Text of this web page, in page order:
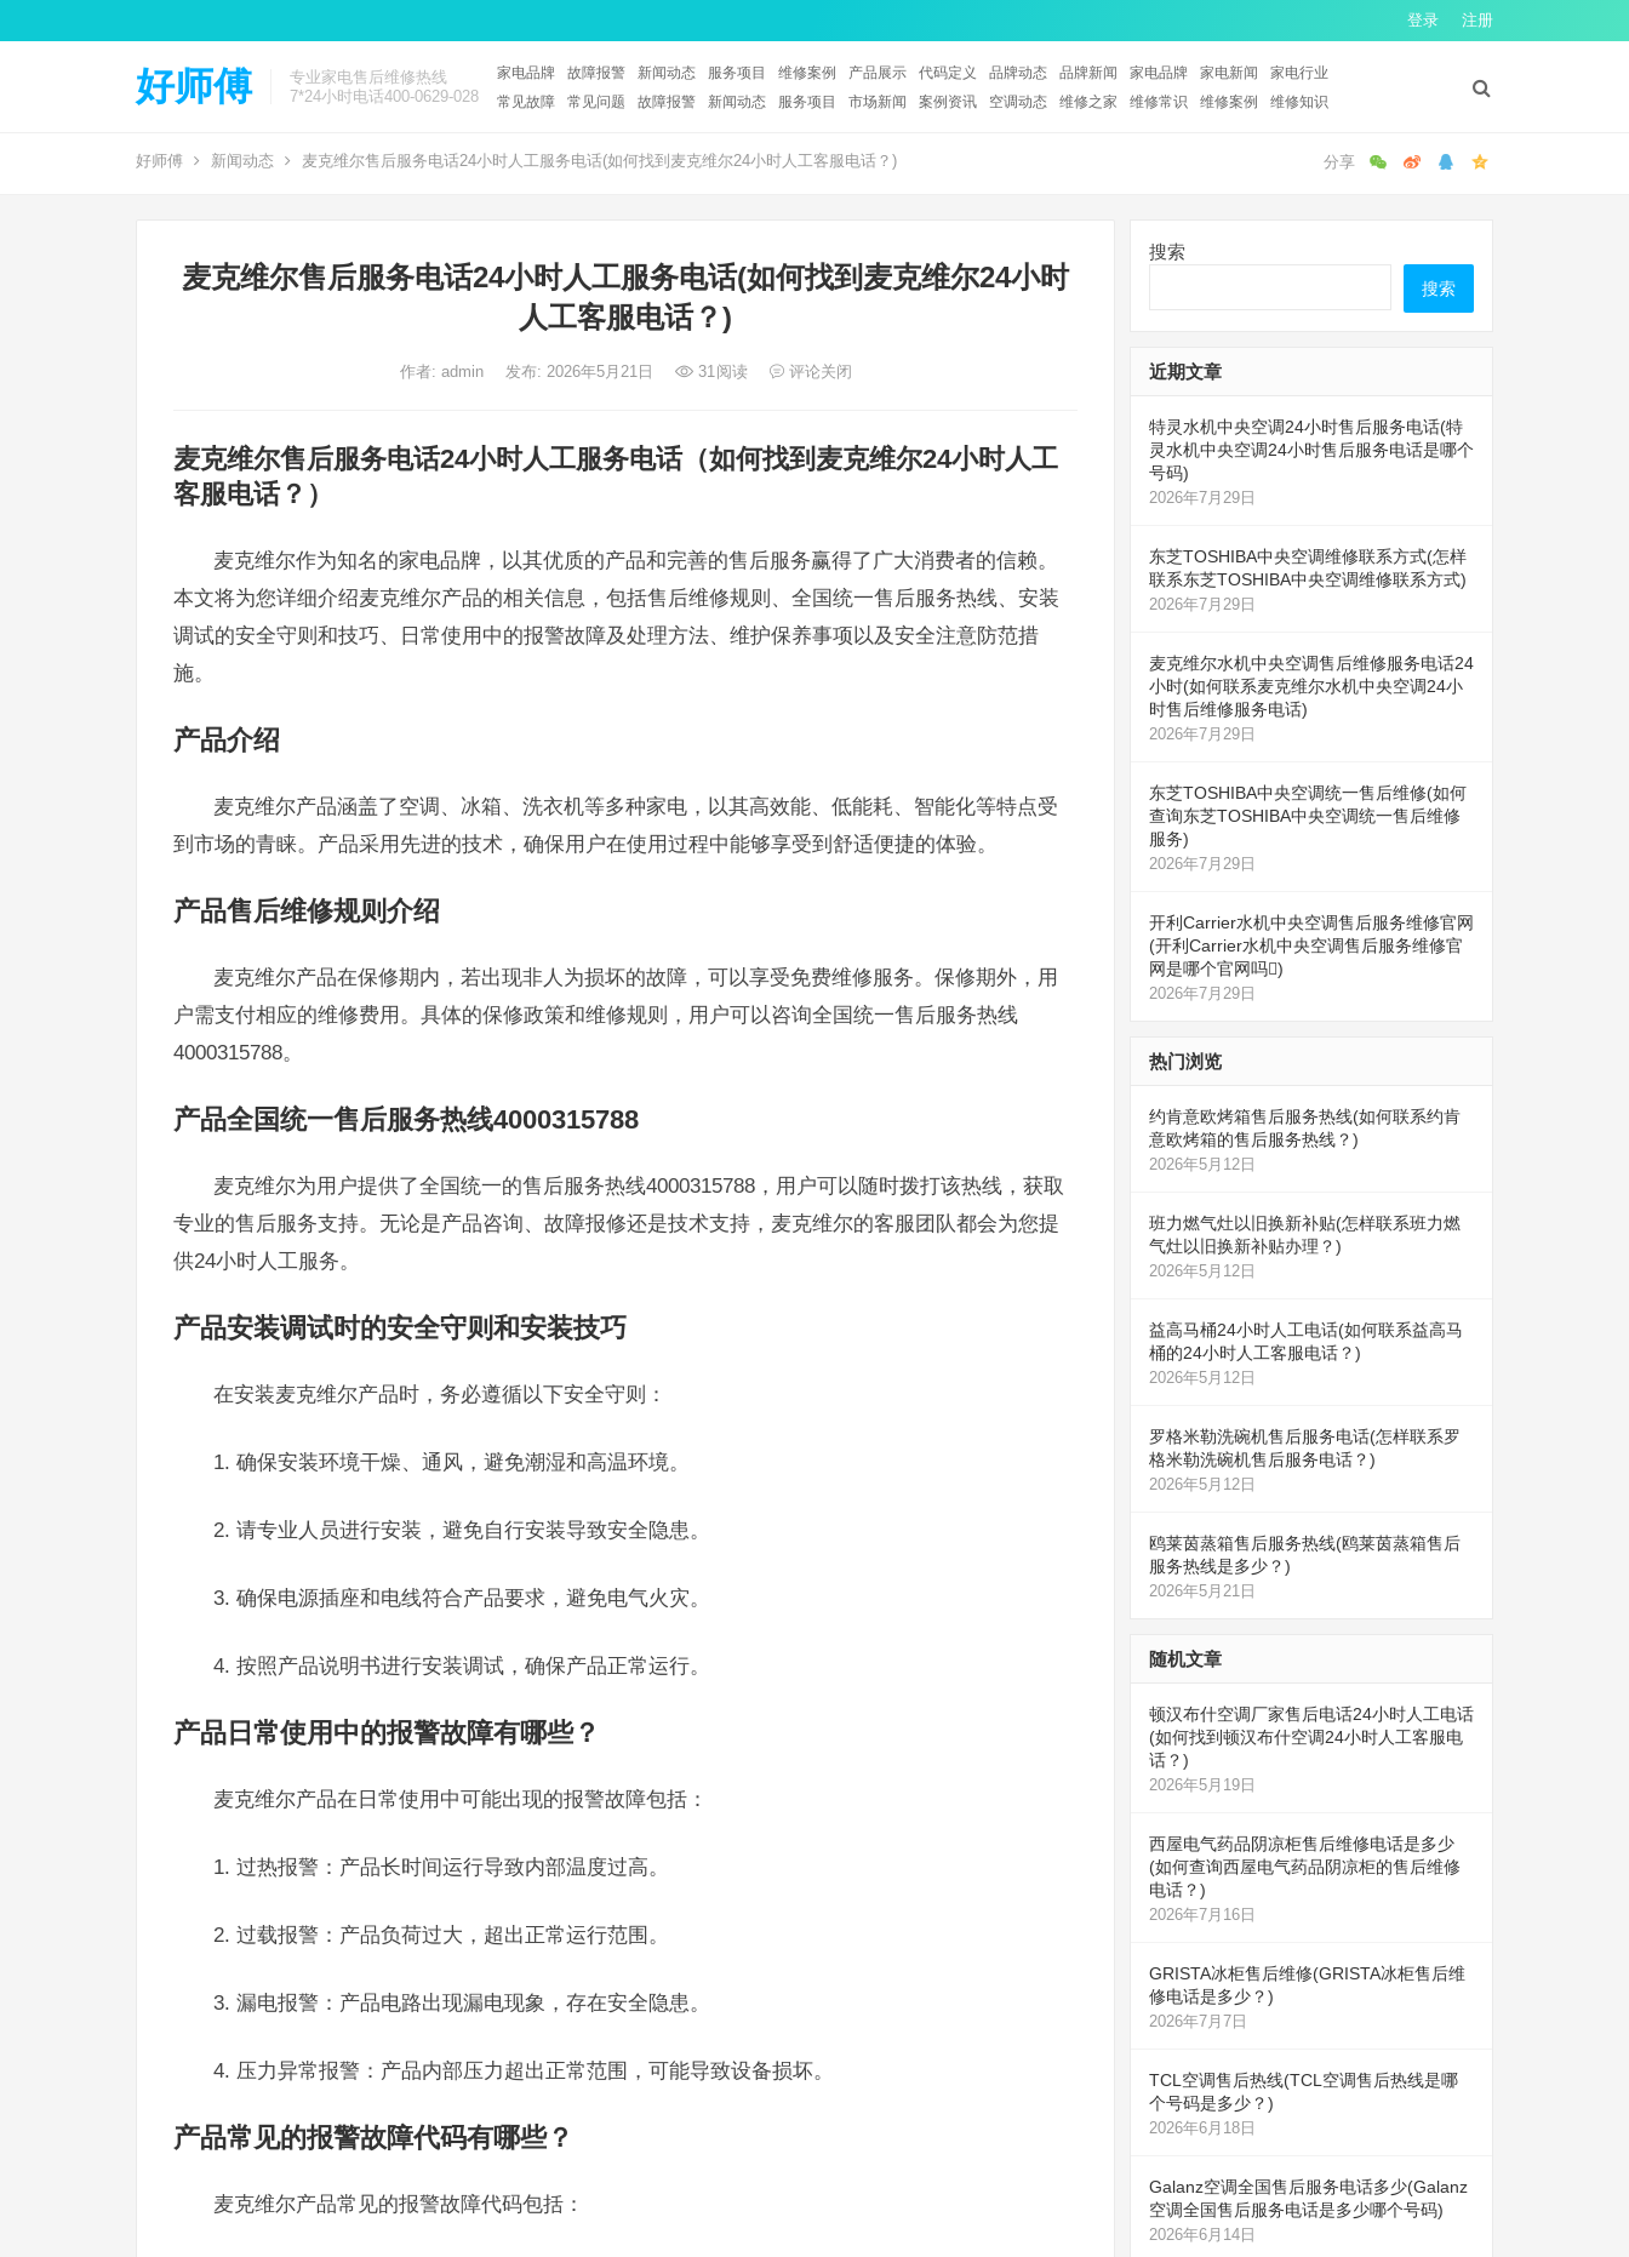
登录 注册
好师傅
专业家电售后维修热线
7*24小时电话400-0629-028
家电品牌 故障报警 新闻动态 服务项目 维修案例 产品展示 代码定义 品牌动态 品牌新闻 家电品牌 家电新闻
家电行业
常见故障
常见问题 故障报警 新闻动态 服务项目 市场新闻 案例资讯 空调动态 维修之家 维修常识 维修案例 维修知识
好师傅 新闻动态 麦克维尔售后服务电话24小时人工服务电话(如何找到麦克维尔24小时人工客服电话？)
麦克维尔售后服务电话24小时人工服务电话(如何找到麦克维尔24小时
人工客服电话？)
作者: admin 发布: 2026年5月21日 31阅读 评论关闭
麦克维尔售后服务电话24小时人工服务电话（如何找到麦克维尔24小时人工
客服电话？）
麦克维尔作为知名的家电品牌，以其优质的产品和完善的售后服务赢得了广大消费者的信赖。
本文将为您详细介绍麦克维尔产品的相关信息，包括售后维修规则、全国统一售后服务热线、安装
调试的安全守则和技巧、日常使用中的报警故障及处理方法、维护保养事项以及安全注意防范措
施。
产品介绍
麦克维尔产品涵盖了空调、冰箱、洗衣机等多种家电，以其高效能、低能耗、智能化等特点受
到市场的青睐。产品采用先进的技术，确保用户在使用过程中能够享受到舒适便捷的体验。
产品售后维修规则介绍
麦克维尔产品在保修期内，若出现非人为损坏的故障，可以享受免费维修服务。保修期外，用
户需支付相应的维修费用。具体的保修政策和维修规则，用户可以咨询全国统一售后服务热线
4000315788。
产品全国统一售后服务热线4000315788
麦克维尔为用户提供了全国统一的售后服务热线4000315788，用户可以随时拨打该热线，获取
专业的售后服务支持。无论是产品咨询、故障报修还是技术支持，麦克维尔的客服团队都会为您提
供24小时人工服务。
产品安装调试时的安全守则和安装技巧
在安装麦克维尔产品时，务必遵循以下安全守则：
1. 确保安装环境干燥、通风，避免潮湿和高温环境。
2. 请专业人员进行安装，避免自行安装导致安全隐患。
3. 确保电源插座和电线符合产品要求，避免电气火灾。
4. 按照产品说明书进行安装调试，确保产品正常运行。
产品日常使用中的报警故障有哪些？
麦克维尔产品在日常使用中可能出现的报警故障包括：
1. 过热报警：产品长时间运行导致内部温度过高。
2. 过载报警：产品负荷过大，超出正常运行范围。
3. 漏电报警：产品电路出现漏电现象，存在安全隐患。
4. 压力异常报警：产品内部压力超出正常范围，可能导致设备损坏。
产品常见的报警故障代码有哪些？
麦克维尔产品常见的报警故障代码包括：
搜索
搜索
近期文章
特灵水机中央空调24小时售后服务电话(特
灵水机中央空调24小时售后服务电话是哪个
号码)
2026年7月29日
东芝TOSHIBA中央空调维修联系方式(怎样
联系东芝TOSHIBA中央空调维修联系方式)
2026年7月29日
麦克维尔水机中央空调售后维修服务电话24
小时(如何联系麦克维尔水机中央空调24小
时售后维修服务电话)
2026年7月29日
东芝TOSHIBA中央空调统一售后维修(如何
查询东芝TOSHIBA中央空调统一售后维修
服务)
2026年7月29日
开利Carrier水机中央空调售后服务维修官网
(开利Carrier水机中央空调售后服务维修官
网是哪个官网吗)
2026年7月29日
热门浏览
约肯意欧烤箱售后服务热线(如何联系约肯
意欧烤箱的售后服务热线？)
2026年5月12日
班力燃气灶以旧换新补贴(怎样联系班力燃
气灶以旧换新补贴办理？)
2026年5月12日
益高马桶24小时人工电话(如何联系益高马
桶的24小时人工客服电话？)
2026年5月12日
罗格米勒洗碗机售后服务电话(怎样联系罗
格米勒洗碗机售后服务电话？)
2026年5月12日
鸥莱茵蒸箱售后服务热线(鸥莱茵蒸箱售后
服务热线是多少？)
2026年5月21日
随机文章
顿汉布什空调厂家售后电话24小时人工电话
(如何找到顿汉布什空调24小时人工客服电
话？)
2026年5月19日
西屋电气药品阴凉柜售后维修电话是多少
(如何查询西屋电气药品阴凉柜的售后维修
电话？)
2026年7月16日
GRISTA冰柜售后维修(GRISTA冰柜售后维
修电话是多少？)
2026年7月7日
TCL空调售后热线(TCL空调售后热线是哪
个号码是多少？)
2026年6月18日
Galanz空调全国售后服务电话多少(Galanz
空调全国售后服务电话是多少哪个号码)
2026年6月14日